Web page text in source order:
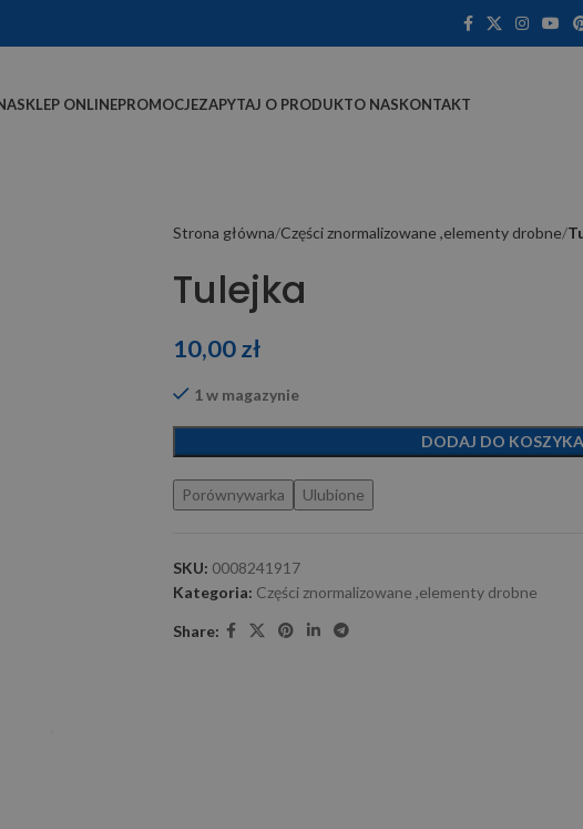
SKLEP ONLINEPROMOCJEZAPYTAJ O PRODUKTO NASKONTAKT
Strona główna Części znormalizowane ,elementy drobne
Tulejka
10,00zł
1 w magazynie
DODAJ DO KOSZYKA
Porównywarka Ulubione
SKU: 0008241917
Kategoria: Części znormalizowane ,elementy drobne
Share: